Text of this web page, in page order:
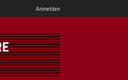
Anmelden